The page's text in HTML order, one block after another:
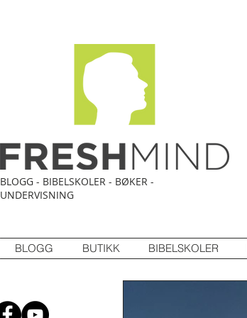
BLOGG - BIBELSKOLER - BØKER -
UNDERVISNING
BLOGG BUTIKK BIBELSKOLER